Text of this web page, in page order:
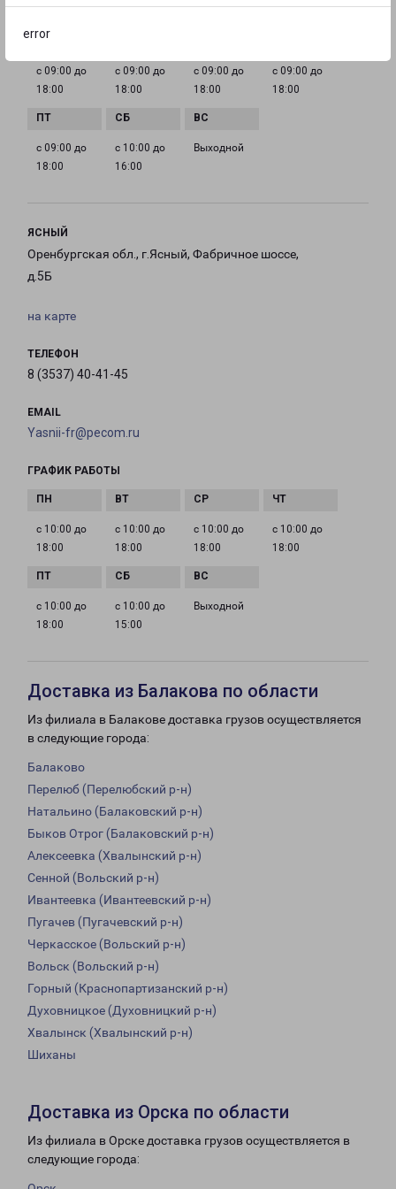
error
с 09:00 до
18:00
с 09:00 до
18:00
с 09:00 до
18:00
с 09:00 до
18:00
с 09:00 до
18:00
с 10:00 до
16:00
Выходной
ЯСНЫЙ
Оренбургская обл., г.Ясный, Фабричное шоссе,
д.5Б
на карте
ТЕЛЕФОН
8 (3537) 40-41-45
EMAIL
Yasnii-fr@pecom.ru
ГРАФИК РАБОТЫ
с 10:00 до
18:00
с 10:00 до
18:00
с 10:00 до
18:00
с 10:00 до
18:00
с 10:00 до
18:00
с 10:00 до
15:00
Выходной
Доставка из Балакова по области
Из филиала в Балакове доставка грузов осуществляется
в следующие города:
Балаково
Перелюб (Перелюбский р-н)
Натальино (Балаковский р-н)
Быков Отрог (Балаковский р-н)
Алексеевка (Хвалынский р-н)
Сенной (Вольский р-н)
Ивантеевка (Ивантеевский р-н)
Пугачев (Пугачевский р-н)
Черкасское (Вольский р-н)
Вольск (Вольский р-н)
Горный (Краснопартизанский р-н)
Духовницкое (Духовницкий р-н)
Хвалынск (Хвалынский р-н)
Шиханы
Доставка из Орска по области
Из филиала в Орске доставка грузов осуществляется в
следующие города: